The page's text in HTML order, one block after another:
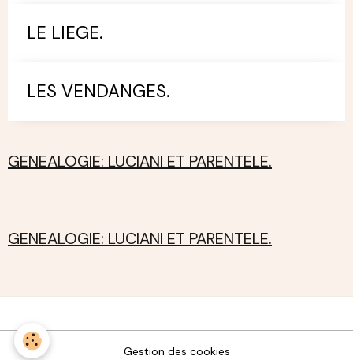
LE LIEGE.
LES VENDANGES.
GENEALOGIE: LUCIANI ET PARENTELE.
GENEALOGIE: LUCIANI ET PARENTELE.
Gestion des cookies